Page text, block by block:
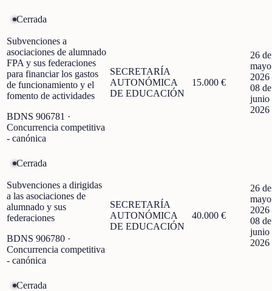
Cerrada
Subvenciones a
asociaciones de alumnado
FPA y sus federaciones
para financiar los gastos
de funcionamiento y el
fomento de actividades
BDNS 906781 ·
Concurrencia competitiva
- canónica
SECRETARÍA
AUTONÓMICA
DE EDUCACIÓN
15.000 €
26 de
2026
08 de
junio
2026
Cerrada
Subvenciones a dirigidas
a las asociaciones de
alumnado y sus
federaciones
BDNS 906780 ·
Concurrencia competitiva
- canónica
SECRETARÍA
AUTONÓMICA
DE EDUCACIÓN
40.000 €
26 de
2026
08 de
junio
2026
Cerrada